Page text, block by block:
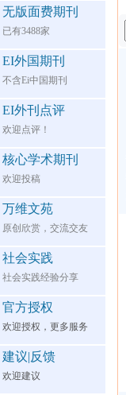
无版面费期刊
已有3488家
EI外国期刊
不含Ei中国期刊
EI外刊点评
欢迎点评！
核心学术期刊
欢迎投稿
万维文苑
原创欣赏，交流交友
社会实践
社会实践经验分享
官方授权
欢迎授权，更多服务
建议|反馈
欢迎建议